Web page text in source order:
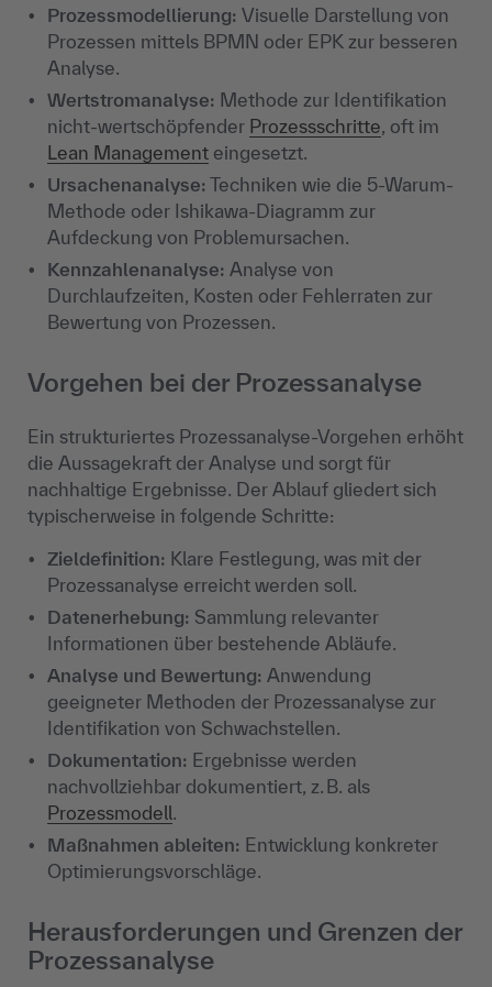
Prozessmodellierung: Visuelle Darstellung von
Prozessen mittels BPMN oder EPK zur besseren
Analyse.
Wertstromanalyse: Methode zur Identifikation
nicht-wertschöpfender Prozessschritte, oft im
Lean Management eingesetzt.
Ursachenanalyse: Techniken wie die 5-Warum-
Methode oder Ishikawa-Diagramm zur
Aufdeckung von Problemursachen.
Kennzahlenanalyse: Analyse von
Durchlaufzeiten, Kosten oder Fehlerraten zur
Bewertung von Prozessen.
Vorgehen bei der Prozessanalyse
Ein strukturiertes Prozessanalyse-Vorgehen erhöht
die Aussagekraft der Analyse und sorgt für
nachhaltige Ergebnisse. Der Ablauf gliedert sich
typischerweise in folgende Schritte:
Zieldefinition: Klare Festlegung, was mit der
Prozessanalyse erreicht werden soll.
Datenerhebung: Sammlung relevanter
Informationen über bestehende Abläufe.
Analyse und Bewertung: Anwendung
geeigneter Methoden der Prozessanalyse zur
Identifikation von Schwachstellen.
Dokumentation: Ergebnisse werden
nachvollziehbar dokumentiert, z. B. als
Prozessmodell.
Maßnahmen ableiten: Entwicklung konkreter
Optimierungsvorschläge.
Herausforderungen und Grenzen der
Prozessanalyse